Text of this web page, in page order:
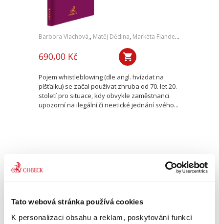
Tato webová stránka používá cookies
K personalizaci obsahu a reklam, poskytování funkcí
Barbora Vlachová,, Matěj Dědina, Markéta Flanderková Šlejharová
690,00 Kč
Pojem whistleblowing (dle angl. hvízdat na
píšťalku) se začal používat zhruba od 70. let 20.
století pro situace, kdy obvykle zaměstnanci
upozorní na ilegální či neetické jednání svého...
Získejte dopravu zdarma
při nákupu nad 1500 Kč.